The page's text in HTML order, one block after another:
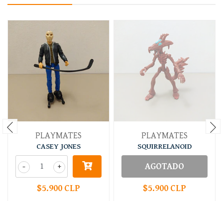
PLAYMATES
CASEY JONES
+
-
$5.900 CLP
PLAYMATES
SQUIRRELANOID
AGOTADO
$5.900 CLP